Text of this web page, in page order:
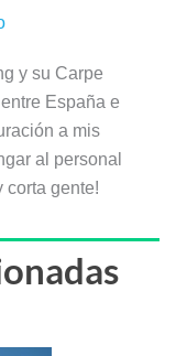
y su Carpe
España e
a mis
al personal
corta gente!